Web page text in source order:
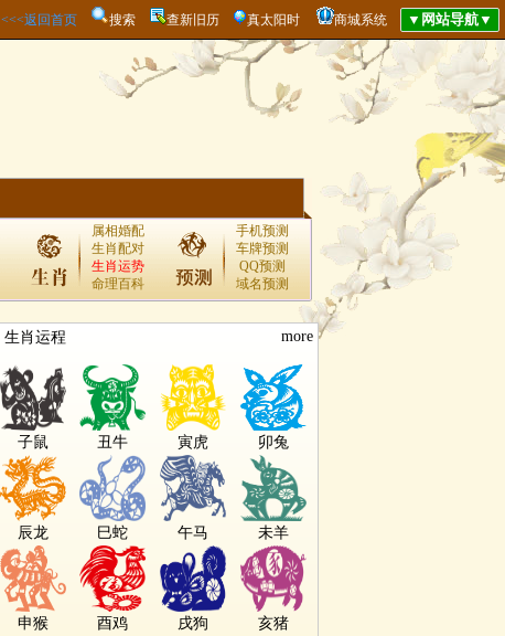
<<<返回首页 搜索 查新旧历 真太阳时 商城系统
属相婚配
生肖配对
生肖运势
命理百科
手机预测
车牌预测
QQ预测
域名预测
▌生肖运程 more
子鼠 丑牛 寅虎 卯兔
辰龙 巳蛇 午马 未羊
申猴 酉鸡 戌狗 亥猪